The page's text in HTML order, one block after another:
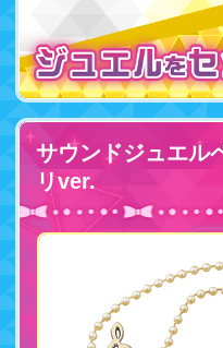
サウンドジュエル
リver.